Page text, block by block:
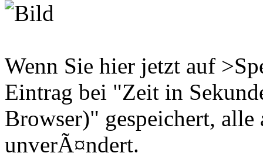
Wenn Sie hier jetzt auf
Eintrag bei "Zeit in
Browser)" gespeichert,
unverÃ¤ndert.